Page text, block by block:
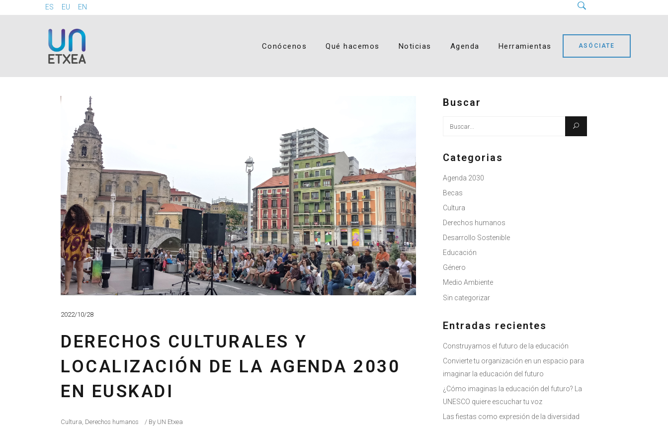
ES EU EN
Conócenos Qué hacemos Noticias Agenda Herramientas ASÓCIATE
2022/10/28
DERECHOS CULTURALES Y
LOCALIZACIÓN DE LA AGENDA 2030
EN EUSKADI
Cultura, Derechos humanos By UN Etxea
Buscar
Categorias
Agenda 2030
Becas
Cultura
Derechos humanos
Desarrollo Sostenible
Educación
Género
Medio Ambiente
Sin categorizar
Entradas recientes
Construyamos el futuro de la educación
Convierte tu organización en un espacio para
imaginar la educación del futuro
¿Cómo imaginas la educación del futuro? La
UNESCO quiere escuchar tu voz
Las fiestas como expresión de la diversidad